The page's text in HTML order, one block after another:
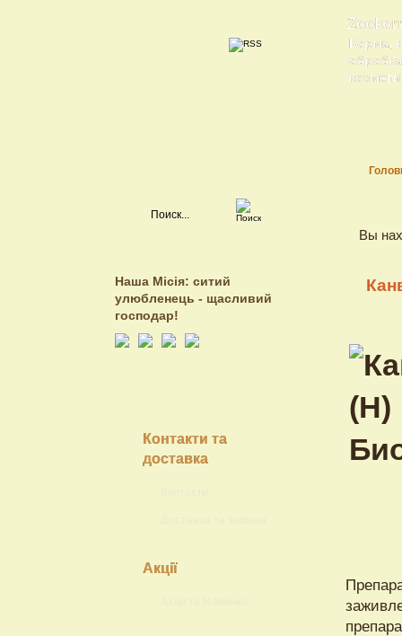
Корма,
Наша Місія: ситий
улюбленець - щасливий
господар!
Контакти та
доставка
Акції
Вы